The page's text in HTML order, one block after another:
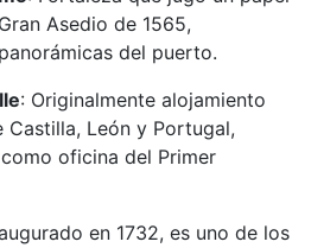
Asedio de 1565,
del puerto.
: Originalmente alojamiento
Castilla, León y Portugal,
oficina del Primer
en 1732, es uno de los